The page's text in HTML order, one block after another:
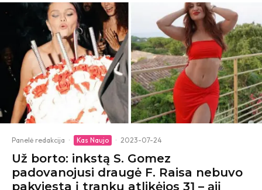
Panelė redakcija · Kas Naujo · 2023-07-24
Už borto: inkstą S. Gomez
padovanojusi draugė F. Raisa nebuvo
pakviesta į trankų atlikėjos 31 – ąjį